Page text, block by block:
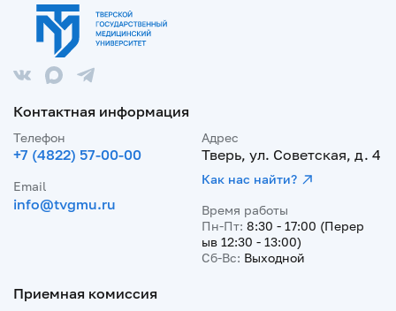
Контактная информация
Телефон
+7 (4822) 57-00-00
Email
info@tvgmu.ru
Адрес
Тверь, ул. Советская, д. 4
Как нас найти?
Время работы
Пн-Пт: 8:30 - 17:00 (Перер
ыв 12:30 - 13:00)
Сб-Вс: Выходной
Приемная комиссия